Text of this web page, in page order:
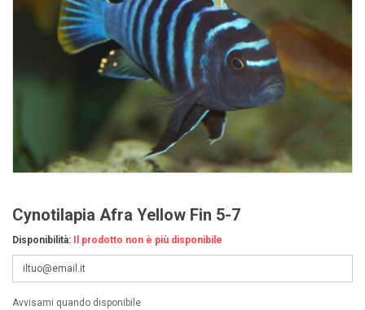
Cynotilapia Afra Yellow Fin 5-7
Disponibilità: Il prodotto non è più disponibile
Avvisami quando disponibile